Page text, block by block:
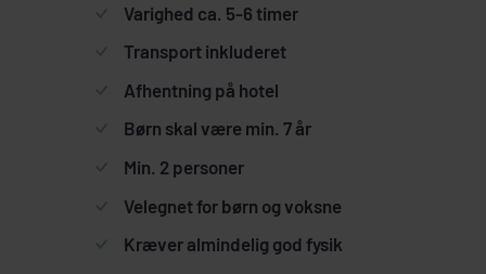
Varighed ca. 5-6 timer
Transport inkluderet
Afhentning på hotel
Børn skal være min. 7 år
Min. 2 personer
Velegnet for børn og voksne
Kræver almindelig god fysik